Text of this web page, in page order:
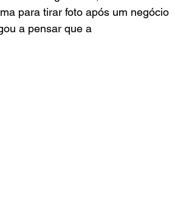
para tirar foto após um negócio
a pensar que a